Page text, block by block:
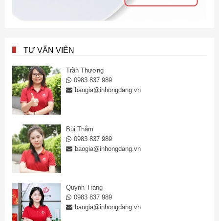
TƯ VẤN VIÊN
Trần Thương
0983 837 989
baogia@inhongdang.vn
Bùi Thắm
0983 837 989
baogia@inhongdang.vn
Quỳnh Trang
0983 837 989
baogia@inhongdang.vn